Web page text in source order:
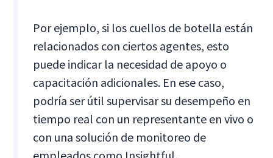
Por ejemplo, si los cuellos de botella están
relacionados con ciertos agentes, esto
puede indicar la necesidad de apoyo o
capacitación adicionales. En ese caso,
podría ser útil supervisar su desempeño en
tiempo real con un representante en vivo o
con una solución de monitoreo de